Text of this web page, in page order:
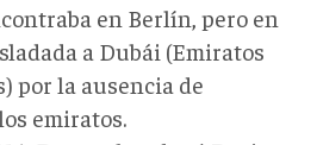
en Berlín, pero en
a Dubái (Emiratos
por la ausencia de
emiratos.